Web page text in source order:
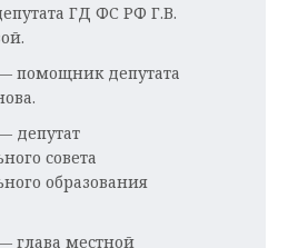
ГД ФС РФ Г.В.
помощник депутата
депутат
совета
образования
глава местной